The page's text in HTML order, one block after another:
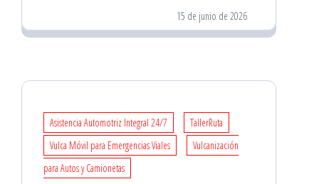
15 de junio de 2026
Asistencia Automotriz Integral 24/7
TallerRuta
Vulca Móvil para Emergencias Viales
Vulcanización
para Autos y Camionetas